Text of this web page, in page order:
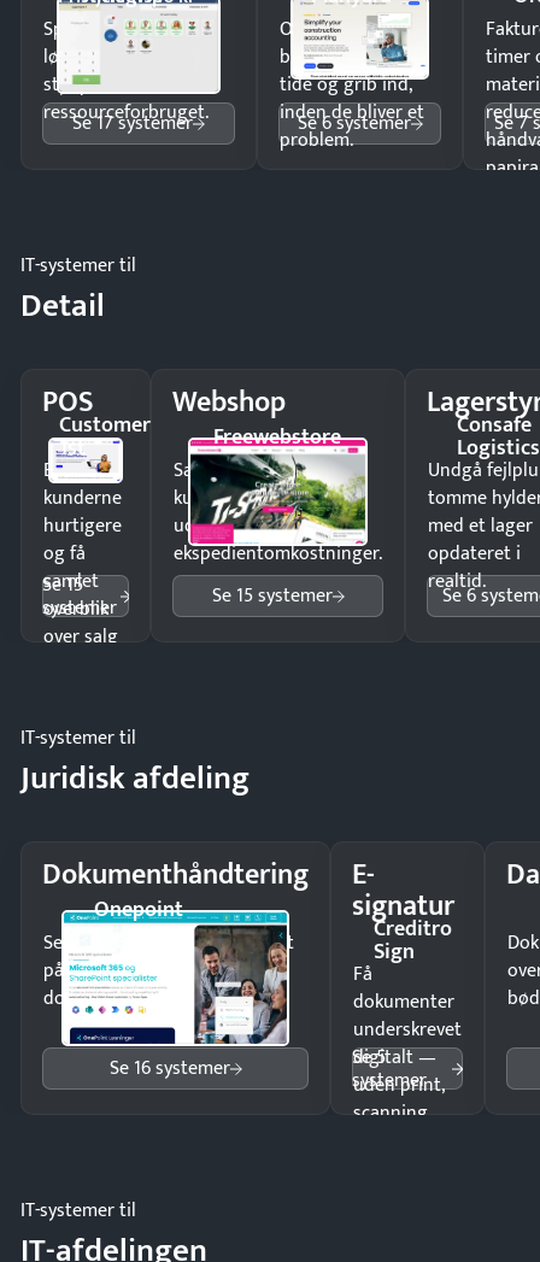
Spar tid på
lønberegning og få
styr på
ressourceforbruget.
Se 17 systemer
Opdag
budgetafvigelser i
tide og grib ind,
inden de bliver et
problem.
Se 6 systemer
timer
Se 7
IT-systemer til
Detail
POS
Customer
1st
Ekspedér
kunderne
hurtigere
og få
samlet
overblik
over salg
Se 15
systemer
Webshop
Freewebstore
Sælg produkter 24/7 til
kunder i hele landet
uden
ekspedientomkostninger.
Se 15 systemer
Consafe
Logistics
Undgå
tomme
med et lager
opdateret i
realtid.
Se 6
IT-systemer til
Juridisk afdeling
Dokumenthåndtering
Onepoint
Send kontrakter til underskrift
på minutter og mist ingen
dokumenter.
Se 16 systemer
E-
signatur
Creditro
Sign
Få
dokumenter
underskrevet
digitalt —
uden print,
scanning
Se 5
systemer
IT-systemer til
IT-afdelingen